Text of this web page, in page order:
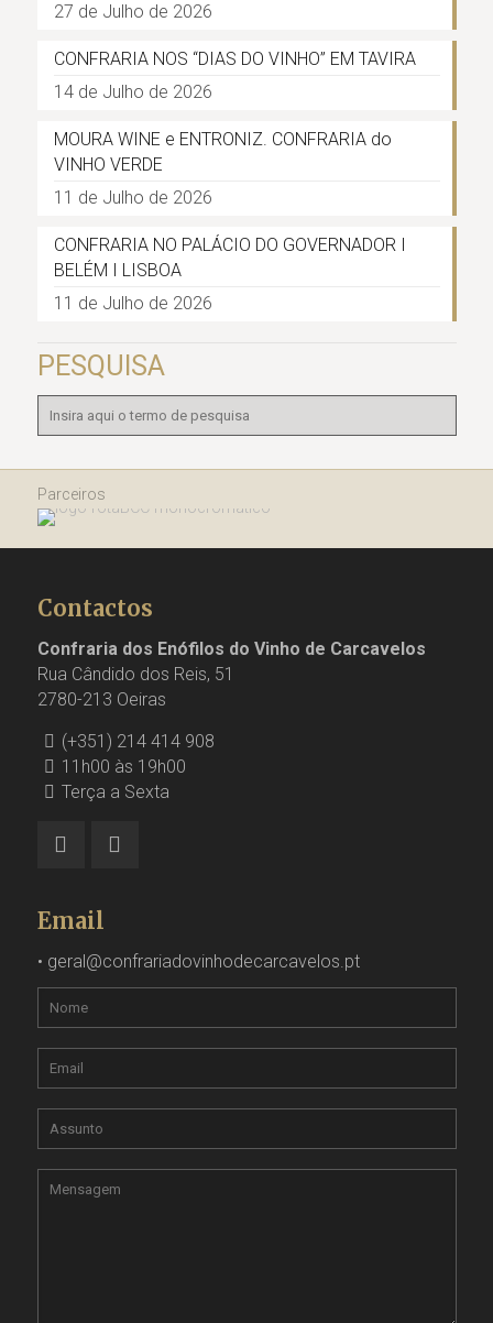
27 de Julho de 2026
CONFRARIA NOS “DIAS DO VINHO” EM TAVIRA
14 de Julho de 2026
MOURA WINE e ENTRONIZ. CONFRARIA do
VINHO VERDE
11 de Julho de 2026
CONFRARIA NO PALÁCIO DO GOVERNADOR I
BELÉM I LISBOA
11 de Julho de 2026
PESQUISA
Parceiros
Contactos
Confraria dos Enófilos do Vinho de Carcavelos
Rua Cândido dos Reis, 51
2780-213 Oeiras
(+351) 214 414 908
11h00 às 19h00
Terça a Sexta
Email
• geral@confrariadovinhodecarcavelos.pt